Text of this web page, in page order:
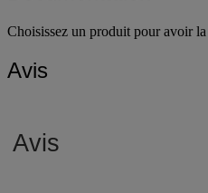
Choisissez un produit pour avoir
Avis